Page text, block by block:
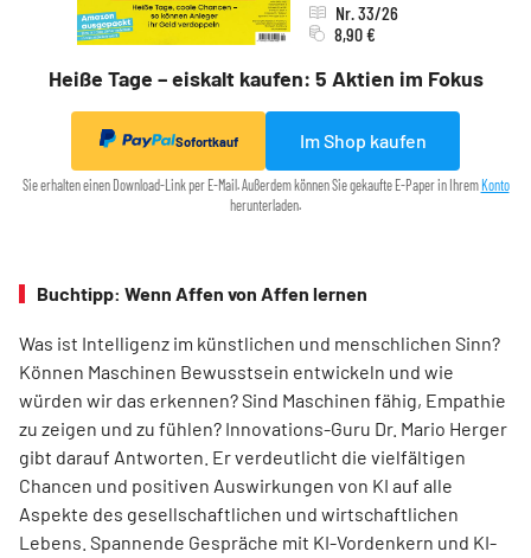
Heiße Tage – eiskalt kaufen: 5 Aktien im Fokus
Nr. 33/26
8,90 €
Sofortkauf Im Shop kaufen
Sie erhalten einen Download-Link per E-Mail. Außerdem können Sie gekaufte E-Paper in Ihrem Konto
herunterladen.
Buchtipp: Wenn Affen von Affen lernen
Was ist Intelligenz im künstlichen und menschlichen Sinn?
Können Maschinen Bewusstsein entwickeln und wie
würden wir das erkennen? Sind Maschinen fähig, Empathie
zu zeigen und zu fühlen? Innovations-Guru Dr. Mario Herger
gibt darauf Antworten. Er verdeutlicht die viel­fältigen
Chancen und positiven Auswirkungen von KI auf alle
Aspekte des gesellschaftlichen und wirtschaftlichen
Lebens. Spannende Gespräche mit KI-Vordenkern und KI-